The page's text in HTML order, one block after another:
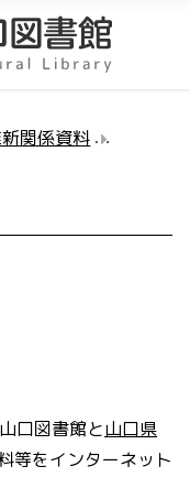
関係資料
口図書館と山口県
等をインターネット